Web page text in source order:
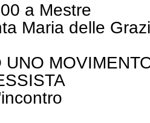
a Mestre
Maria delle
UNO